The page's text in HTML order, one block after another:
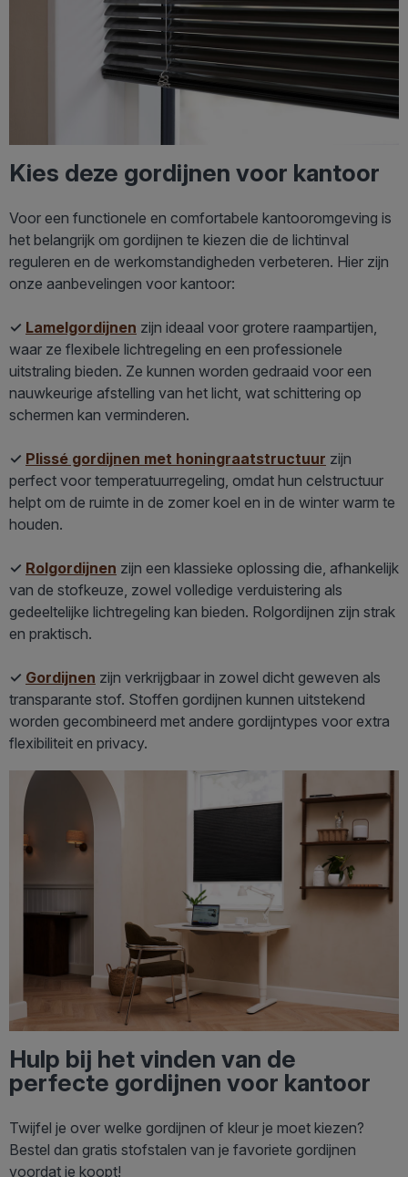
Kies deze gordijnen voor kantoor
Voor een functionele en comfortabele kantooromgeving is
het belangrijk om gordijnen te kiezen die de lichtinval
reguleren en de werkomstandigheden verbeteren. Hier zijn
onze aanbevelingen voor kantoor:
✓ Lamelgordijnen zijn ideaal voor grotere raampartijen,
waar ze flexibele lichtregeling en een professionele
uitstraling bieden. Ze kunnen worden gedraaid voor een
nauwkeurige afstelling van het licht, wat schittering op
schermen kan verminderen.
✓ Plissé gordijnen met honingraatstructuur zijn
perfect voor temperatuurregeling, omdat hun celstructuur
helpt om de ruimte in de zomer koel en in de winter warm te
houden.
✓ Rolgordijnen zijn een klassieke oplossing die, afhankelijk
van de stofkeuze, zowel volledige verduistering als
gedeeltelijke lichtregeling kan bieden. Rolgordijnen zijn strak
en praktisch.
✓ Gordijnen zijn verkrijgbaar in zowel dicht geweven als
transparante stof. Stoffen gordijnen kunnen uitstekend
worden gecombineerd met andere gordijntypes voor extra
flexibiliteit en privacy.
Hulp bij het vinden van de
perfecte gordijnen voor kantoor
Twijfel je over welke gordijnen of kleur je moet kiezen?
Bestel dan gratis stofstalen van je favoriete gordijnen
voordat je koopt!